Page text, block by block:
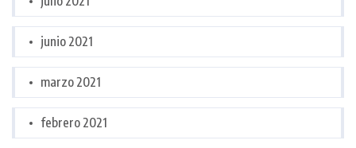
junio 2021
marzo 2021
febrero 2021